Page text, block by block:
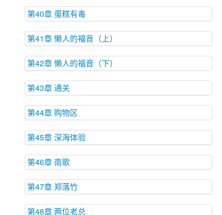
第40章 蛋糕有毒
第41章 懒人的福音（上）
第42章 懒人的福音（下）
第43章 通关
第44章 购物区
第45章 深海体验
第46章 南歌
第47章 郑落竹
第48章 两位老总